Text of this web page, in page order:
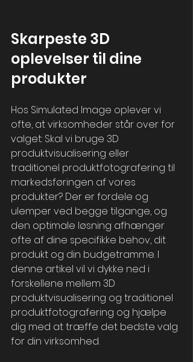
Skarpeste 3D
oplevelser til dine
produkter
Hos Simulated Image oplever vi
ofte, at virksomheder står over for
valget: Skal vi bruge 3D
produktvisualisering eller
traditionel produktfotografering til
markedsføringen af vores
produkter? Der er fordele og
ulemper ved begge tilgange, og
den optimale løsning afhænger
ofte af dine specifikke behov, dit
produkt og din budgetramme. I
denne artikel vil vi dykke ned i
forskellene mellem 3D
produktvisualisering og traditionel
produktfotografering og hjælpe
dig med at træffe det bedste valg
for din virksomhed.